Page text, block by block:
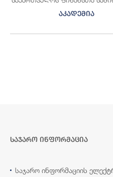
საფინანსო-
სამსახური
საჯარო ინფორმაცია
საჯარო ინფორმაციის